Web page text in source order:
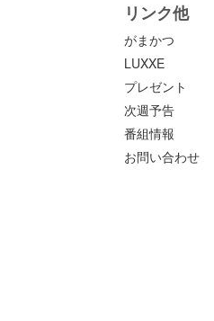
リンク他
がまかつ
LUXXE
プレゼント
次週予告
番組情報
お問い合わせ